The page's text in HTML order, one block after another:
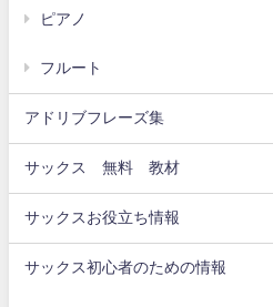
ピアノ
フルート
アドリブフレーズ集
サックス 無料 教材
サックスお役立ち情報
サックス初心者のための情報